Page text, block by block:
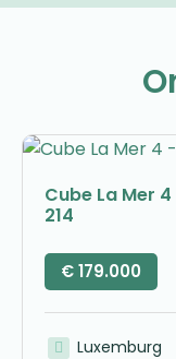
Cube La Mer
214
€179.000
Luxemburg